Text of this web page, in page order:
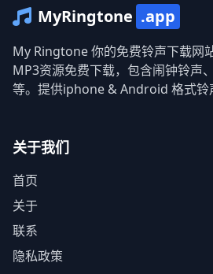
MyRingtone .app
My Ringtone 你的免费铃声下载网
MP3资源免费下载，包含闹钟铃声
等。提供iphone & Android 格式铃
关于我们
首页
关于
联系
隐私政策